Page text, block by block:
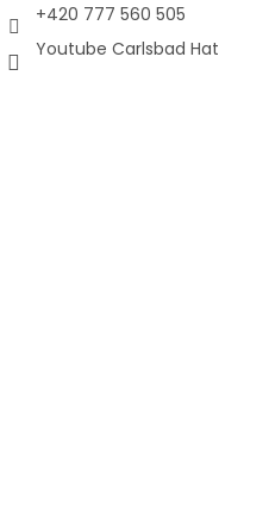
+420 777 560 505
Youtube Carlsbad Hat